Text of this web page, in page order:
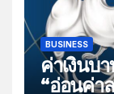
BUSINESS
ค่าเงินบ
“อ่อนค่า